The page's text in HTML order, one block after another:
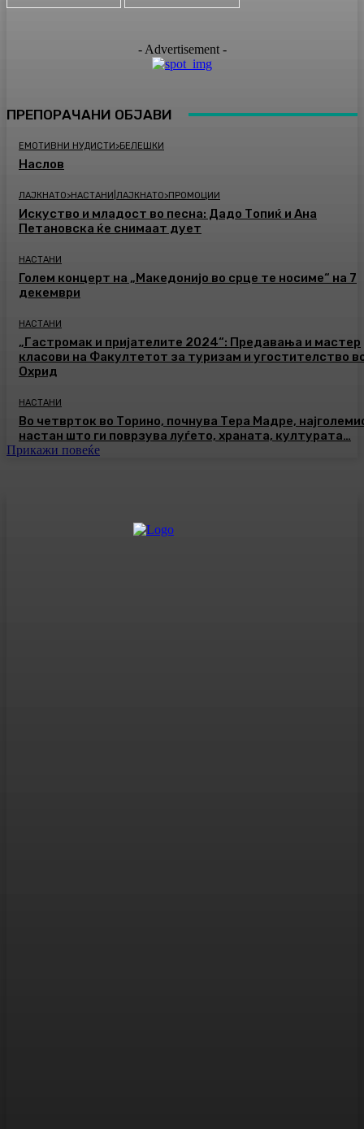
- Advertisement -
ПРЕПОРАЧАНИ ОБЈАВИ
ЕМОТИВНИ НУДИСТИ>БЕЛЕШКИ
Наслов
ЛАЈКНАТО>НАСТАНИ|ЛАЈКНАТО>ПРОМОЦИИ
Искуство и младост во песна: Дадо Топиќ и Ана
Петановска ќе снимаат дует
НАСТАНИ
Голем концерт на „Македонијо во срце те носиме“ на 7
декември
НАСТАНИ
„Гастромак и пријателите 2024“: Предавања и мастер
класови на Факултетот за туризам и угостителство
Охрид
НАСТАНИ
Во четврток во Торино, почнува Тера Мадре,
настан што ги поврзува луѓето, храната, културата…
Прикажи повеќе